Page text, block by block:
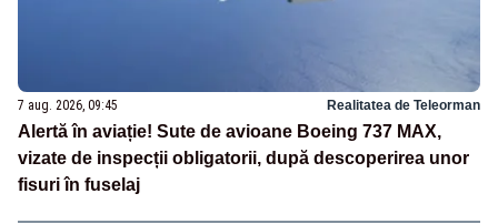
7 aug. 2026, 09:45 Realitatea de Teleorman
Alertă în aviație! Sute de avioane Boeing 737 MAX,
vizate de inspecții obligatorii, după descoperirea unor
fisuri în fuselaj